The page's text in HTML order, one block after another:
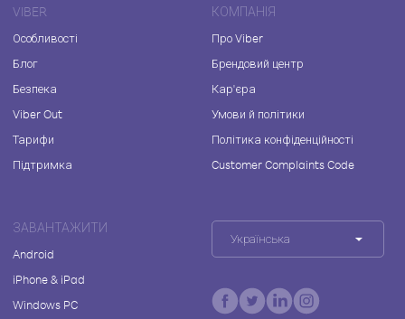
VIBER
Особливості
Блог
Безпека
Viber Out
Тарифи
Підтримка
КОМПАНІЯ
Про Viber
Брендовий центр
Кар'єра
Умови й політики
Політика конфіденційності
Customer Complaints Code
ЗАВАНТАЖИТИ
Android
iPhone & iPad
Windows PC
Українська